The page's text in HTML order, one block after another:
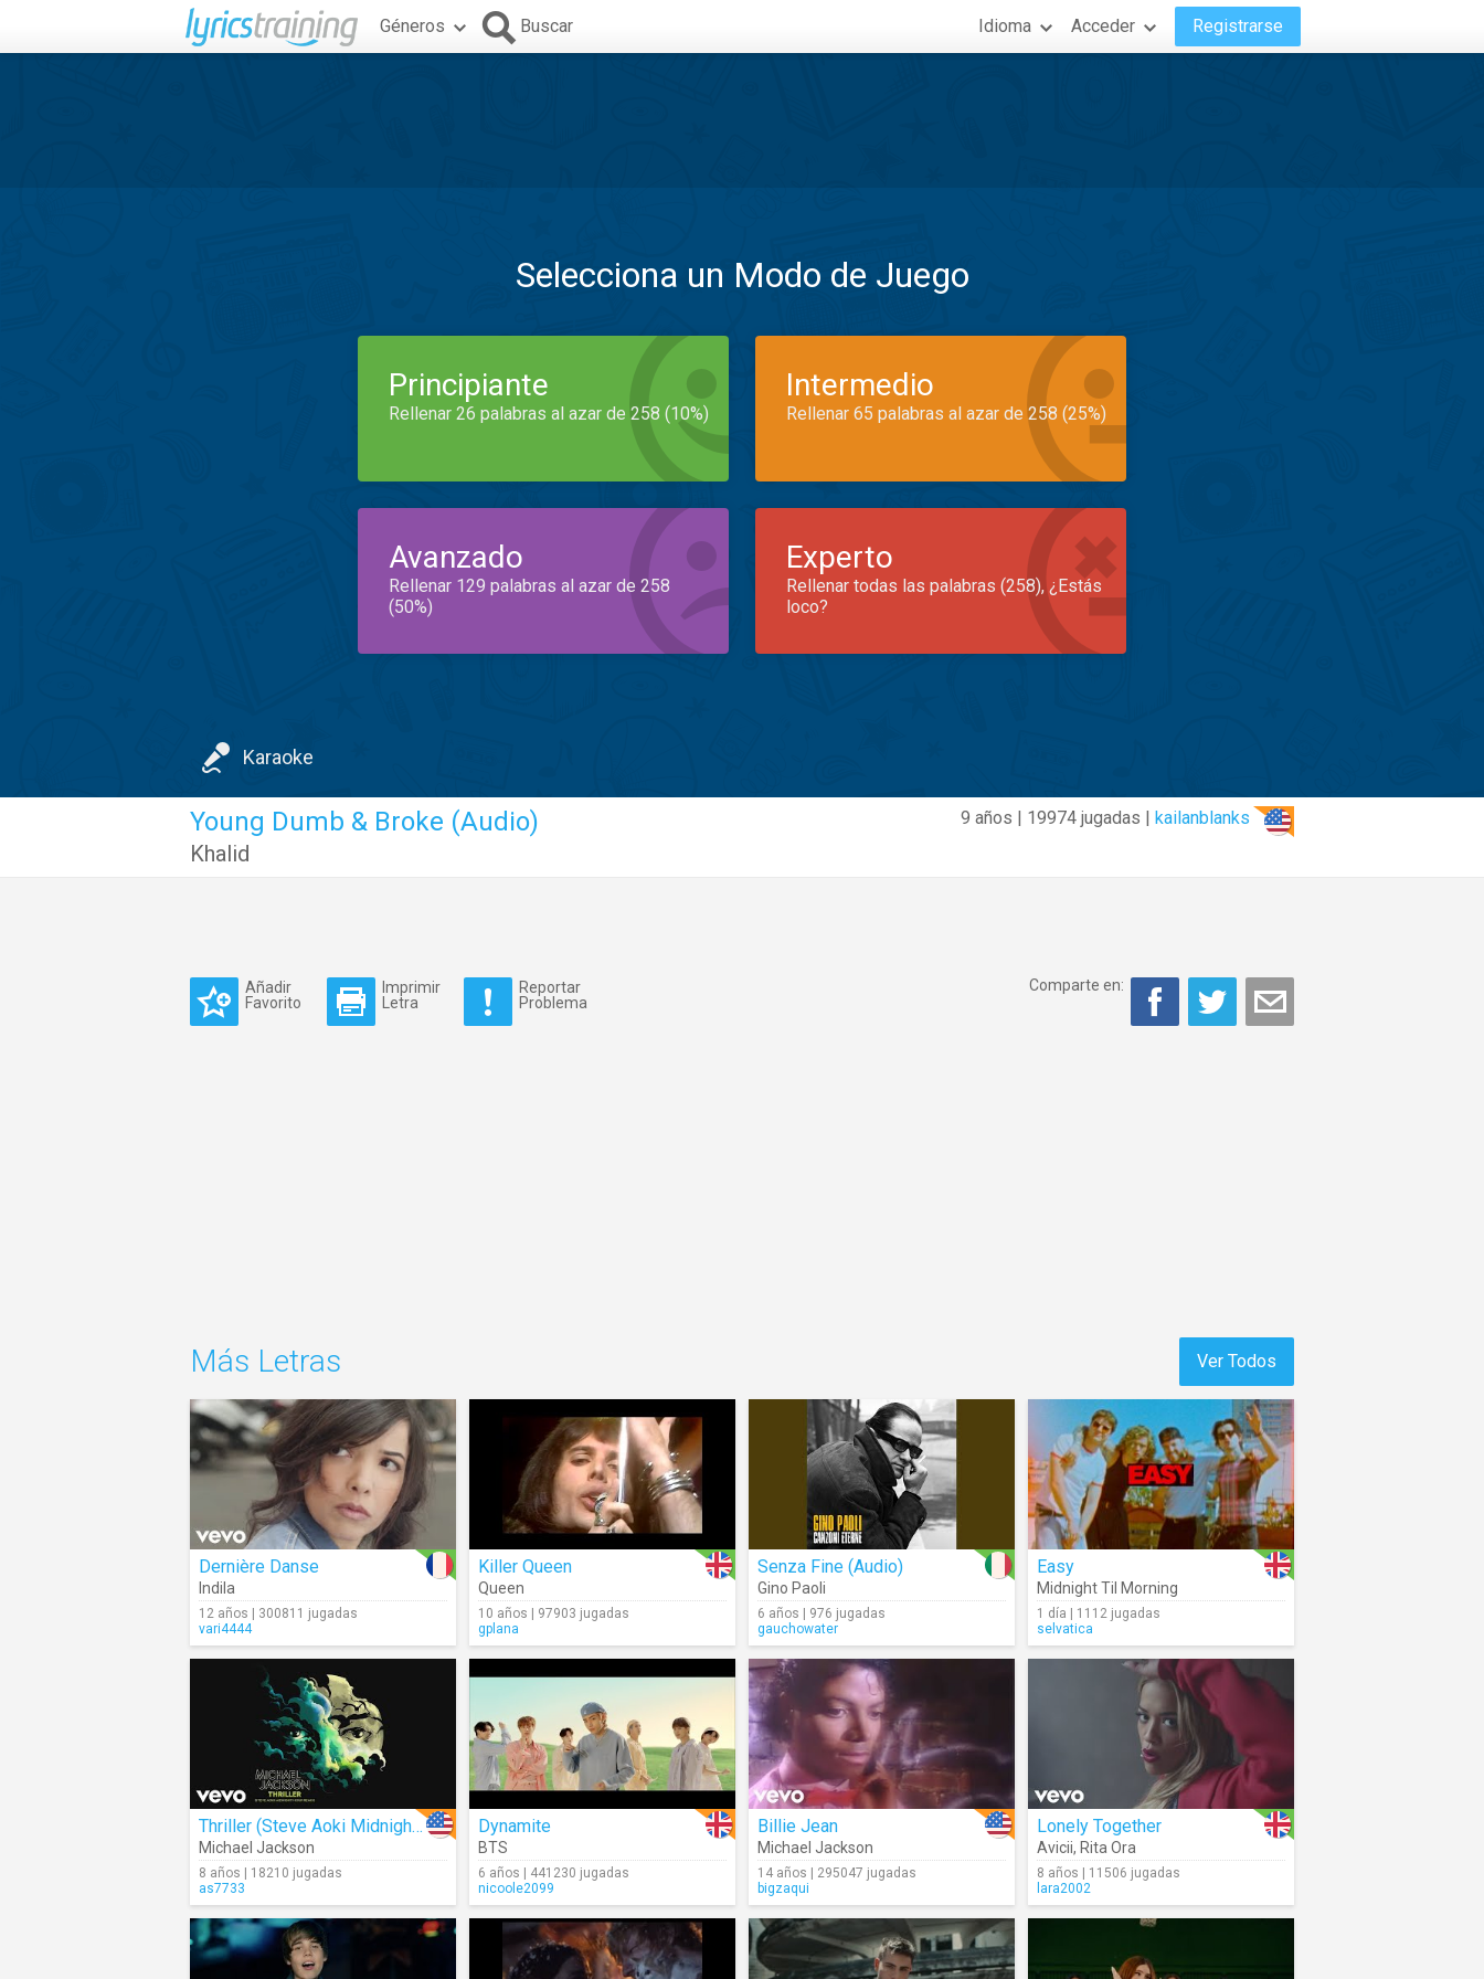
Géneros Buscar Idioma Acceder Registrarse
Selecciona un Modo de Juego
Principiante
Rellenar 26 palabras al azar de 258 (10%)
Intermedio
Rellenar 65 palabras al azar de 258 (25%)
Avanzado
Rellenar 129 palabras al azar de 258
(50%)
Experto
Rellenar todas las palabras (258), ¿Estás
loco?
Karaoke
9 años | 19974 jugadas | kailanblanks
Young Dumb & Broke (Audio)
Khalid
Añadir
Favorito
Imprimir
Letra
Reportar
Problema
Comparte en:
Ver Todos
Más Letras
Dernière Danse
Indila
12 años | 300811 jugadas
vari4444
Killer Queen
Queen
10 años | 97903 jugadas
gplana
Senza Fine (Audio)
Gino Paoli
6 años | 976 jugadas
gauchowater
Easy
Midnight Til Morning
1 día | 1112 jugadas
selvatica
Thriller (Steve Aoki Midnight Hour Remix) (Audio)
Michael Jackson
8 años | 18210 jugadas
as7733
Dynamite
BTS
6 años | 441230 jugadas
nicoole2099
Billie Jean
Michael Jackson
14 años | 295047 jugadas
bigzaqui
Lonely Together
Avicii, Rita Ora
8 años | 11506 jugadas
lara2002